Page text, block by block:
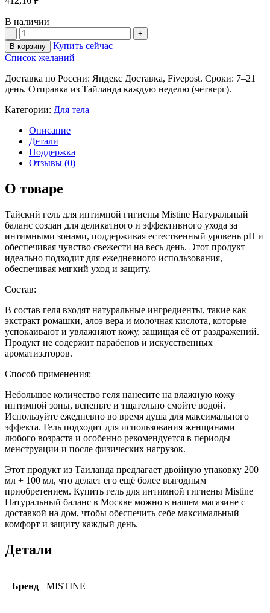
В наличии
В корзину
Купить сейчас
Список желаний
Доставка по России: Яндекс Доставка, Fivepost. Сроки: 7–21
день. Отправка из Тайланда каждую неделю (четверг).
Категории: Для тела
Описание
Детали
Поддержка
Отзывы (0)
О товаре
Тайский гель для интимной гигиены Mistine Натуральный
баланс создан для деликатного и эффективного ухода за
интимными зонами, поддерживая естественный уровень pH и
обеспечивая чувство свежести на весь день. Этот продукт
идеально подходит для ежедневного использования,
обеспечивая мягкий уход и защиту.
Состав:
В состав геля входят натуральные ингредиенты, такие как
экстракт ромашки, алоэ вера и молочная кислота, которые
успокаивают и увлажняют кожу, защищая её от раздражений.
Продукт не содержит парабенов и искусственных
ароматизаторов.
Способ применения:
Небольшое количество геля нанесите на влажную кожу
интимной зоны, вспеньте и тщательно смойте водой.
Используйте ежедневно во время душа для максимального
эффекта. Гель подходит для использования женщинами
любого возраста и особенно рекомендуется в периоды
менструации и после физических нагрузок.
Этот продукт из Таиланда предлагает двойную упаковку 200
мл + 100 мл, что делает его ещё более выгодным
приобретением. Купить гель для интимной гигиены Mistine
Натуральный баланс в Москве можно в нашем магазине с
доставкой на дом, чтобы обеспечить себе максимальный
комфорт и защиту каждый день.
Детали
Бренд MISTINE